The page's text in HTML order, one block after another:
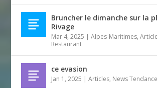
Bruncher le dimanche sur la
Rivage
Mar 4, 2025 |Alpes-Maritimes,
Restaurant
ce evasion
Jan 1, 2025 |Articles, News Tendance